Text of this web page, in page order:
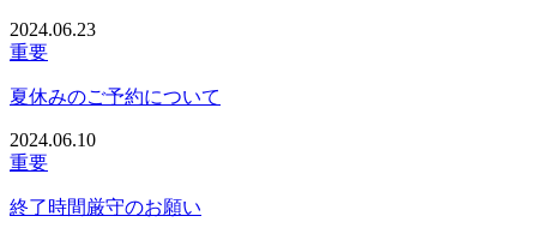
2024.06.23
重要
夏休みのご予約について
2024.06.10
重要
終了時間厳守のお願い